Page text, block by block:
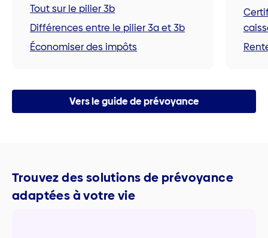
Tout sur le pilier 3b
Différences entre le pilier 3a et 3b
Économiser des impôts
Vers le guide de prévoyance
Trouvez des solutions de prévoyance
adaptées à votre vie